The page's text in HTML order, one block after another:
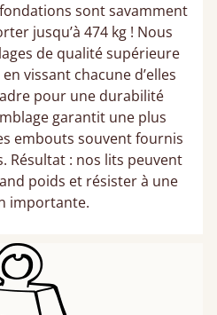
sont savamment
jusqu’à 474 kg ! Nous
de qualité supérieure
vissant chacune d’elles
pour une durabilité
garantit une plus
embouts souvent fournis
Résultat : nos lits peuvent
poids et résister à une
importante.